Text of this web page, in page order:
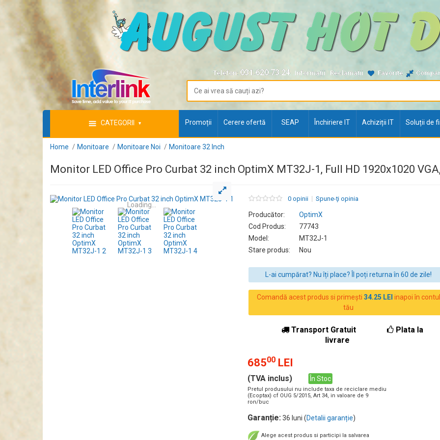
Telefon: 031.620.73.24 Informații Reclamații Favorite
CATEGORII Promoții Cerere ofertă SEAP Închiriere IT Achiziții IT Soluții de
Home Monitoare Monitoare Noi Monitoare 32 Inch
Monitor LED Office Pro Curbat 32 inch OptimX MT32J-1, Full HD 1920x1020
Loading...
0 opinii Spune-ţi opinia
Producător:
OptimX
Cod Produs:
77743
Model:
MT32J-1
Stare produs:
Nou
L-ai cumpărat? Nu îți place? Îl poți returna în 60 de zile!
Comandă acest produs si primești 34.25 LEI inapoi în contul
tău
Transport Gratuit
Plata la
livrare
68500 LEI
(TVA inclus) În Stoc
Pretul produsului nu include taxa de reciclare mediu
(Ecoptax) cf OUG 5/2015, Art 34, in valoare de 9
ron/buc
Garanție:36 luni (Detalii garanție)
Alege acest produs si participi la salvarea